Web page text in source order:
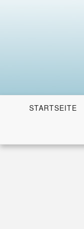
STARTSEITE